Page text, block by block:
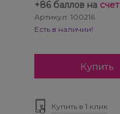
+86баллов на счет
Артикул: 100216
Есть в наличии!
Купить
Купить в 1 клик